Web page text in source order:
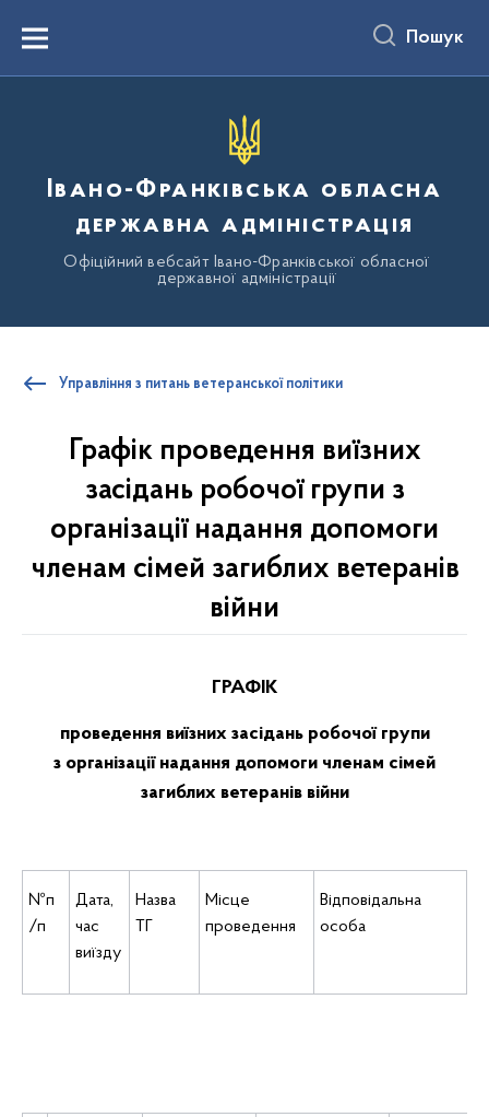
вмістуMenu Пошук
Івано-Франківська обласна
державна адміністрація
Офіційний вебсайт Івано-Франківської обласної
державної адміністрації
Управління з питань ветеранської політики
Графік проведення виїзних
засідань робочої групи з
організації надання допомоги
членам сімей загиблих ветеранів
війни
ГРАФІК
проведення виїзних засідань робочої групи
з організації надання допомоги членам сімей
загиблих ветеранів війни
№п
/п
Дата,
час
виїзду
Назва
Місце
проведення
Відповідальна
особа